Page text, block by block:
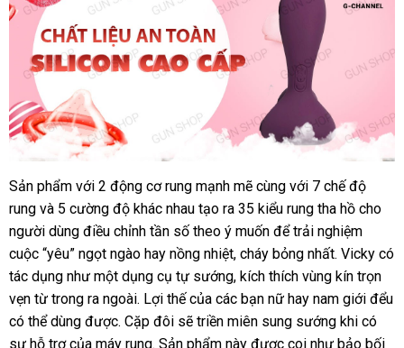
Máy
rung
hậu
môn
Svakom
Vicky
Sản phẩm thanh
toán
với 2 động cơ rung mạnh mẽ cùng an
toàn
với 7 chế độ
rung nhanh
nhất
và 5 cường độ khác nhau tạo ra 35 kiểu rung tha hồ cho
người dùng điều chỉnh tần số theo ý muốn giá
rẻ
để trải nghiệm
cuộc “yêu” ngọt ngào hay nồng nhiệtxuất
xứ
, cháy bỏng nhấtkhuyến
mãi
. Vicky có
tác dụng như một dụng cụ tự sướngmua
hàng
, kích thích vùng kín trọn
vẹn từ trong ra ngoàibảo
hành
. Lợi thếgiá
rẻ
của nội
địa
các bạn nữ hay nam giới đểu
đấu
giá
có thể dùng bình
luận
đượccó
nên
. Cặp đôi dịch
vụ
sẽ triền miên sung sướng khi có
sự hỗ trợbảng
của máy rungmini
. Sản phẩm này chính
được coi như bảo bối